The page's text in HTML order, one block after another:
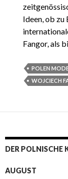
Ideen, ob
Fangor, als
POLEN
WOJCIECH
DER POLNISCHE
AUGUST